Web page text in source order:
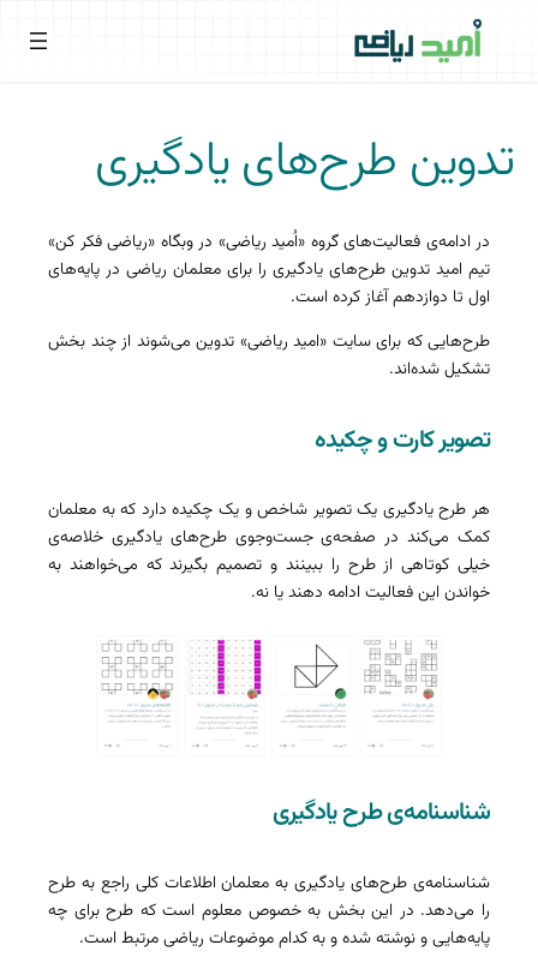
تدوین طرح‌های یادگیری
در ادامه‌ی فعالیت‌های گروه «اُمید ریاضی» در وبگاه «ریاضی فکر کن»
تیم امید تدوین طرح‌های یادگیری را برای معلمان ریاضی در پایه‌های
اول تا دوازدهم آغاز کرده است.
طرح‌هایی که برای سایت «امید ریاضی» تدوین می‌شوند از چند بخش
تشکیل شده‌اند.
تصویر کارت و چکیده
هر طرح یادگیری یک تصویر شاخص و یک چکیده دارد که به معلمان
کمک می‌کند در صفحه‌ی جست‌وجوی طرح‌های یادگیری خلاصه‌ی
خیلی کوتاهی از طرح را ببینند و تصمیم بگیرند که می‌خواهند به
خواندن این فعالیت ادامه دهند یا نه.
شناسنامه‌ی طرح یادگیری
شناسنامه‌ی طرح‌های یادگیری به معلمان اطلاعات کلی راجع به طرح
را می‌دهد. در این بخش به خصوص معلوم است که طرح برای چه
پایه‌هایی و نوشته شده و به کدام موضوعات ریاضی مرتبط است.